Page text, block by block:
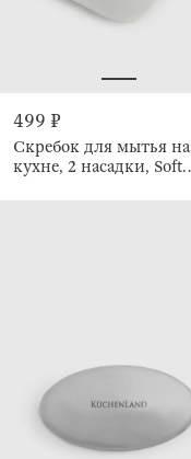
499 ₽
Скребок для мытья на
кухне, 2 насадки, Soft